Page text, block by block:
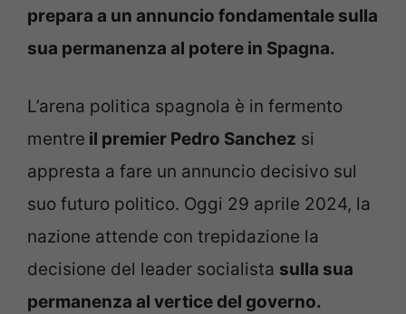
prepara a un annuncio fondamentale sulla
sua permanenza al potere in Spagna.
L’arena politica spagnola è in fermento
mentre il premier Pedro Sanchez si
appresta a fare un annuncio decisivo sul
suo futuro politico. Oggi 29 aprile 2024, la
nazione attende con trepidazione la
decisione del leader socialista sulla sua
permanenza al vertice del governo.